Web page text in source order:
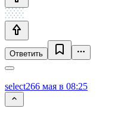
Ответить
select266 мая в 08:25